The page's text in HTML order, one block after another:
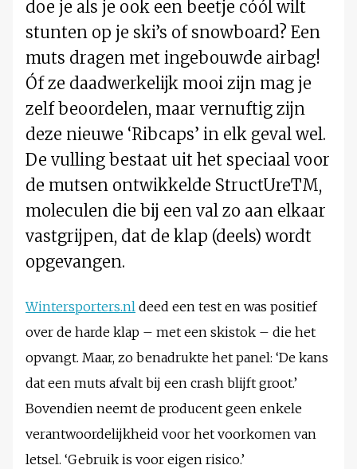
doe je als je ook een beetje cóól wilt
stunten op je ski’s of snowboard? Een
muts dragen met ingebouwde airbag!
Óf ze daadwerkelijk mooi zijn mag je
zelf beoordelen, maar vernuftig zijn
deze nieuwe ‘Ribcaps’ in elk geval wel.
De vulling bestaat uit het speciaal voor
de mutsen ontwikkelde StructUreTM,
moleculen die bij een val zo aan elkaar
vastgrijpen, dat de klap (deels) wordt
opgevangen.
Wintersporters.nl deed een test en was positief
over de harde klap – met een skistok – die het
opvangt. Maar, zo benadrukte het panel: ‘De kans
dat een muts afvalt bij een crash blijft groot.’
Bovendien neemt de producent geen enkele
verantwoordelijkheid voor het voorkomen van
letsel. ‘Gebruik is voor eigen risico.’